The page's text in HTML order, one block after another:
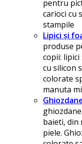
pentru
carioci cu
stampile
Lipici și
produse
copii:
cu silicon
colorate
manuta
baieti, din
piele.